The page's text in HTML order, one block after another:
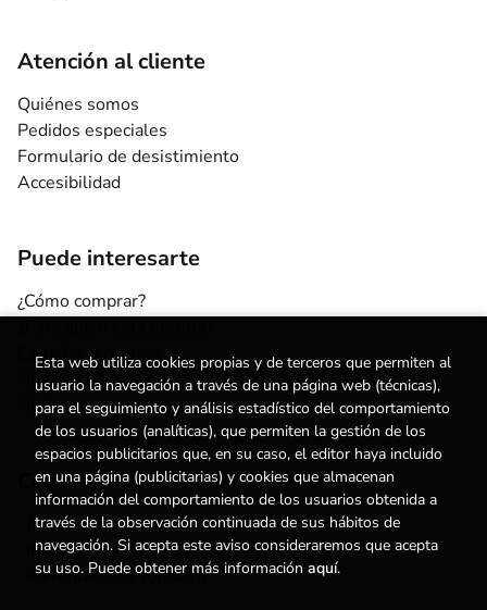
Atención al cliente
Quiénes somos
Pedidos especiales
Formulario de desistimiento
Accesibilidad
Puede interesarte
¿Cómo comprar?
Escuelas y centros
Nuestros Servicios
Noticias
Contacto
(+34) 615 55 96 54
info@degestalt.com
Formulario de contacto
Esta web utiliza cookies propias y de terceros que permiten al
usuario la navegación a través de una página web (técnicas),
para el seguimiento y análisis estadístico del comportamiento
de los usuarios (analíticas), que permiten la gestión de los
espacios publicitarios que, en su caso, el editor haya incluido
en una página (publicitarias) y cookies que almacenan
información del comportamiento de los usuarios obtenida a
través de la observación continuada de sus hábitos de
navegación. Si acepta este aviso consideraremos que acepta
su uso. Puede obtener más información aquí.